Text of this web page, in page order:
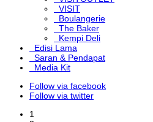
VISIT
Boulangerie
The Baker
Kempi Deli
Edisi Lama
Saran & Pendapat
Media Kit
Follow via facebook
Follow via twitter
1